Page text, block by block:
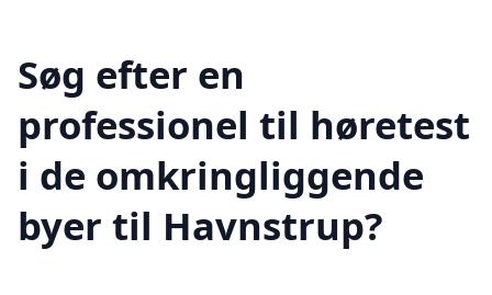
Søg efter en
professionel til høretest
i de omkringliggende
byer til Havnstrup?